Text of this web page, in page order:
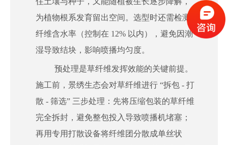
为植物根系发育留出空间。选型时还需检测
纤维含水率（控制在 12% 以内），避免因潮
湿导致结块，影响喷播均匀度。
预处理是草纤维发挥效能的关键前提。
施工前，景绣生态会对草纤维进行 “拆包 - 打
散 - 筛选” 三步处理：先将压缩包装的草纤维
完全拆封，避免整包投入导致喷播机堵塞；
再用专用打散设备将纤维团分散成单丝状